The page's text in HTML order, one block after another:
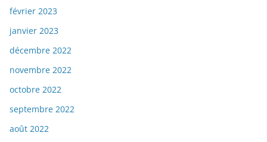
février 2023
janvier 2023
décembre 2022
novembre 2022
octobre 2022
septembre 2022
août 2022